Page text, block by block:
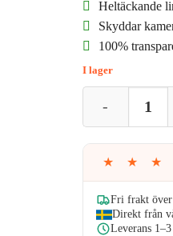
Heltäckande
Skyddar
100%
I lager
★ ★ ★
Fri frakt
Direkt från
Leverans